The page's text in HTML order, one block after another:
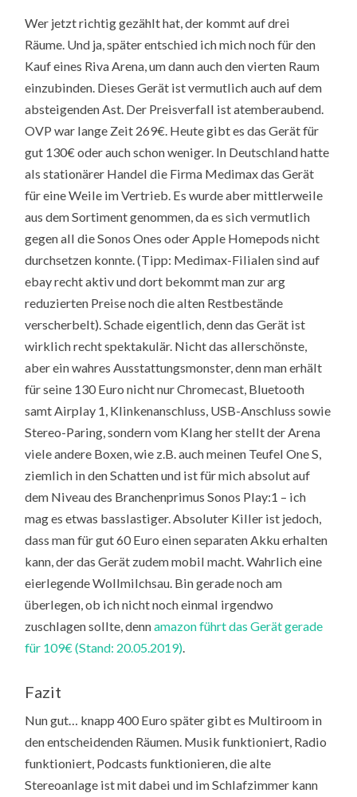
Wer jetzt richtig gezählt hat, der kommt auf drei
Räume. Und ja, später entschied ich mich noch für den
Kauf eines Riva Arena, um dann auch den vierten Raum
einzubinden. Dieses Gerät ist vermutlich auch auf dem
absteigenden Ast. Der Preisverfall ist atemberaubend.
OVP war lange Zeit 269€. Heute gibt es das Gerät für
gut 130€ oder auch schon weniger. In Deutschland hatte
als stationärer Handel die Firma Medimax das Gerät
für eine Weile im Vertrieb. Es wurde aber mittlerweile
aus dem Sortiment genommen, da es sich vermutlich
gegen all die Sonos Ones oder Apple Homepods nicht
durchsetzen konnte. (Tipp: Medimax-Filialen sind auf
ebay recht aktiv und dort bekommt man zur arg
reduzierten Preise noch die alten Restbestände
verscherbelt). Schade eigentlich, denn das Gerät ist
wirklich recht spektakulär. Nicht das allerschönste,
aber ein wahres Ausstattungsmonster, denn man erhält
für seine 130 Euro nicht nur Chromecast, Bluetooth
samt Airplay 1, Klinkenanschluss, USB-Anschluss sowie
Stereo-Paring, sondern vom Klang her stellt der Arena
viele andere Boxen, wie z.B. auch meinen Teufel One S,
ziemlich in den Schatten und ist für mich absolut auf
dem Niveau des Branchenprimus Sonos Play:1 – ich
mag es etwas basslastiger. Absoluter Killer ist jedoch,
dass man für gut 60 Euro einen separaten Akku erhalten
kann, der das Gerät zudem mobil macht. Wahrlich eine
eierlegende Wollmilchsau. Bin gerade noch am
überlegen, ob ich nicht noch einmal irgendwo
zuschlagen sollte, dennamazon führt das Gerät gerade
für 109€ (Stand: 20.05.2019).
Fazit
Nun gut… knapp 400 Euro später gibt es Multiroom in
den entscheidenden Räumen. Musik funktioniert, Radio
funktioniert, Podcasts funktionieren, die alte
Stereoanlage ist mit dabei und im Schlafzimmer kann